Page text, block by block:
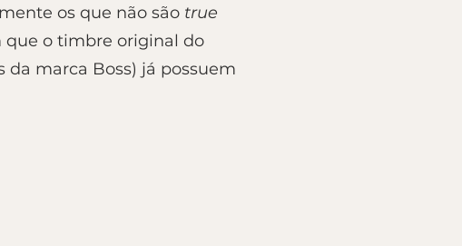
os que não são true
que o timbre original do
marca Boss) já possuem